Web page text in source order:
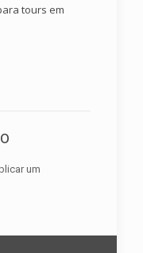
tours em
um